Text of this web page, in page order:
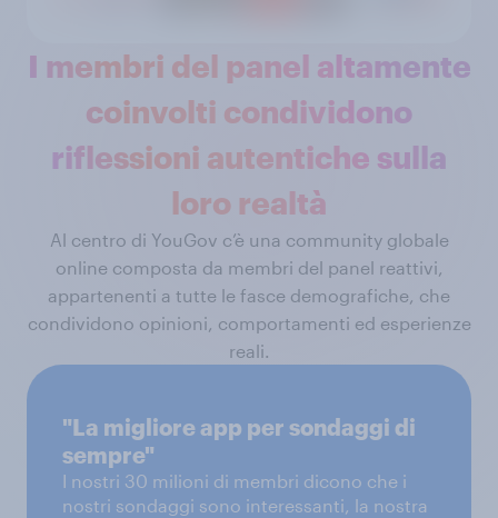
I membri del panel altamente
coinvolti condividono
riflessioni autentiche sulla
loro realtà
Al centro di YouGov c’è una community globale
online composta da membri del panel reattivi,
appartenenti a tutte le fasce demografiche, che
condividono opinioni, comportamenti ed esperienze
reali.
"La migliore app per sondaggi di
sempre"
I nostri 30 milioni di membri dicono che i
nostri sondaggi sono interessanti, la nostra